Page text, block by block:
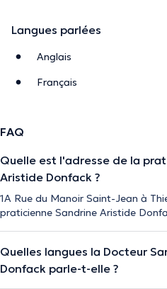
Langues parlées
Anglais
Français
FAQ
Quelle est l'adresse de la
Aristide Donfack ?
1A Rue du Manoir Saint-Jean à
praticienne Sandrine Aristide
Quelles langues la Docteur
Donfack parle-t-elle ?